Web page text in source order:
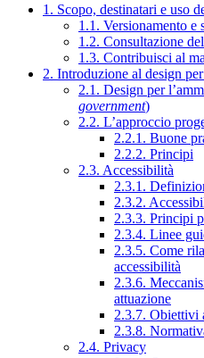
1. Scopo, destinatari e uso
1.1. Versionamento e
1.2. Consultazione
1.3. Contribuisci al
2. Introduzione al design
2.1. Design per
government)
2.2. L’approccio
2.2.1. Buone
2.2.2. Principi
2.3. Accessibilità
2.3.1.
2.3.2.
2.3.3. Principi
2.3.4. Linee
2.3.5. Come
accessibilità
2.3.6.
attuazione
2.3.7. Obiettivi
2.3.8.
2.4. Privacy